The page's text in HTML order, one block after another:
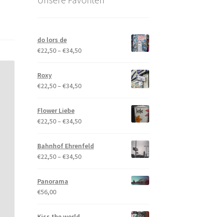
do lors de
€22,50– €34,50Preisspanne:
€34,50
Roxy
€22,50– €34,50Preisspanne:
€34,50
Flower Liebe
€22,50– €34,50Preisspanne:
bis
€34,50
Bahnhof Ehrenfeld
€22,50– €34,50Preisspanne:
Panorama
€56,00